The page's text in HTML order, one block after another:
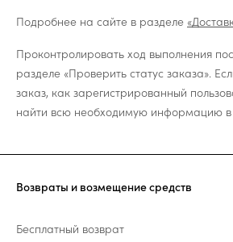
Подробнее на сайте в разделе
Проконтролировать ход выполнения
разделе «Проверить статус заказа».
заказ, как зарегистрированный
найти всю необходимую информацию в
Возвраты и возмещение средств
Бесплатный возврат